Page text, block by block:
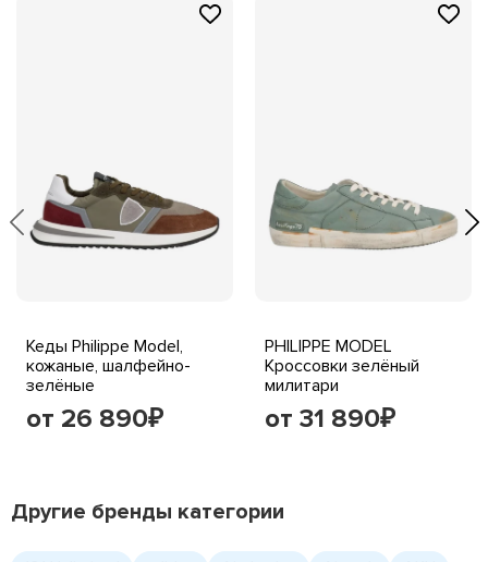
Кеды Philippe Model,
кожаные, шалфейно-
зелёные
от 26 890₽
PHILIPPE MODEL
Кроссовки зелёный
милитари
от 31 890₽
Другие бренды категории